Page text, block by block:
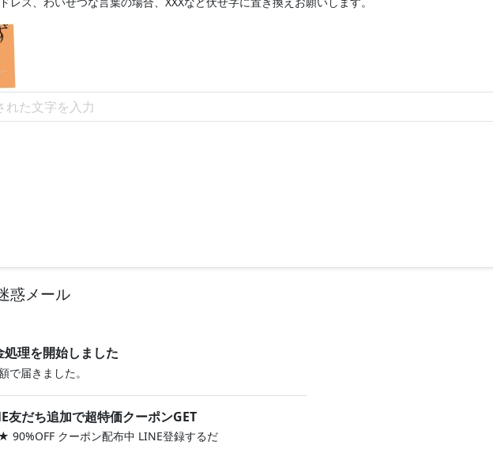
惑メール
理を開始しました
で届きました。
友だち追加で超特価クーポンGET
クーポン配布中 LINE登録するだ